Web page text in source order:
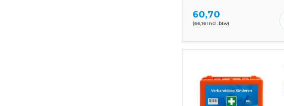
60,70
(66,16 Incl. btw)